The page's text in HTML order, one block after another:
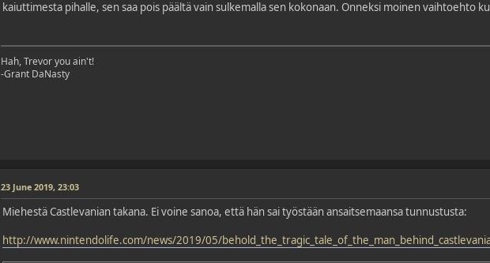
kaiuttimesta pihalle, sen saa pois päältä vain sulkemalla sen kokonaan. Onneksi moinen vaihtoehto
Hah, Trevor you ain't!
-Grant DaNasty
23 June 2019, 23:03
Miehestä Castlevanian takana. Ei voine sanoa, että hän sai työstään ansaitsemaansa tunnustusta:
http://www.nintendolife.com/news/2019/05/